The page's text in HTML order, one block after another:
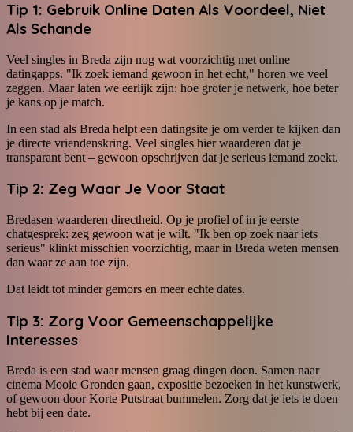
Tip 1: Gebruik Online Daten Als Voordeel, Niet
Als Schande
Veel singles in Breda zijn nog wat voorzichtig met online
datingapps. "Ik zoek iemand gewoon in het echt," horen we veel
zeggen. Maar laten we eerlijk zijn: hoe groter je netwerk, hoe beter
je kans op je match.
In een stad als Breda helpt een datingsite je om verder te kijken dan
je directe vriendenskring. Veel singles hier waarderen dat je
transparant bent – gewoon opschrijven dat je serieus iemand zoekt.
Tip 2: Zeg Waar Je Voor Staat
Bredasen waarderen directheid. Op je profiel of in je eerste
chatgesprek: zeg gewoon wat je wilt. "Ik ben op zoek naar iets
serieus" klinkt misschien voorzichtig, maar in Breda weten mensen
dan waar ze aan toe zijn.
Dat leidt tot minder gemors en meer echte dates.
Tip 3: Zorg Voor Gemeenschappelijke
Interesses
Breda is een stad waar mensen graag dingen doen. Samen naar
cinema Mooie Gronden gaan, expositie bezoeken in het kunstwerk,
of gewoon door Korte Putstraat bummelen. Zorg dat je iets te doen
hebt bij een date.